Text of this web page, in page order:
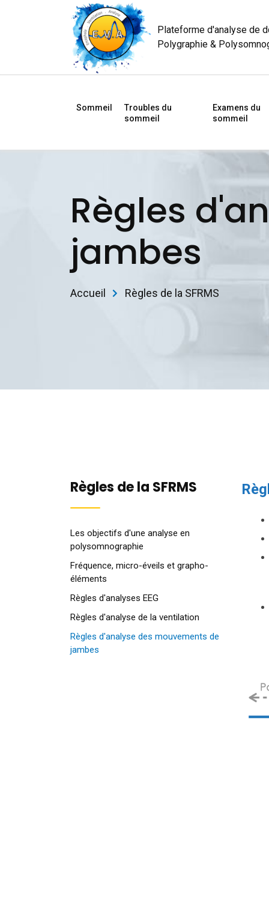
Plateforme d'analyse de
Polygraphie &
Sommeil
Troubles du
sommeil
Examens du
sommeil
Règles
jambes
Accueil Règles de la SFRMS
Règles de la SFRMS
Les objectifs d'une analyse en
polysomnographie
Fréquence, micro-éveils et grapho-
éléments
Règles d'analyses EEG
Règles d'analyse de la ventilation
Règles d'analyse des mouvements de
jambes